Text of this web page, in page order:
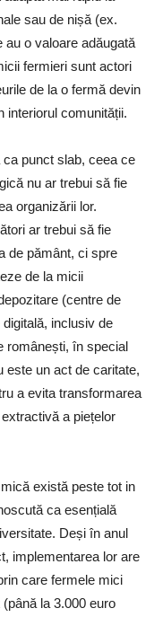
sau de nișă (ex.
au o valoare adăugată
fermieri sunt actori
de la o fermă devin
interiorul comunității.
punct slab, ceea ce
nu ar trebui să fie
organizării lor.
ar trebui să fie
de pământ, ci spre
de la micii
(centre de
inclusiv de
românești, în special
este un act de caritate,
a evita transformarea
a piețelor
există peste tot in
ca esențială
Deși în anul
implementarea lor are
care fermele mici
la 3.000 euro